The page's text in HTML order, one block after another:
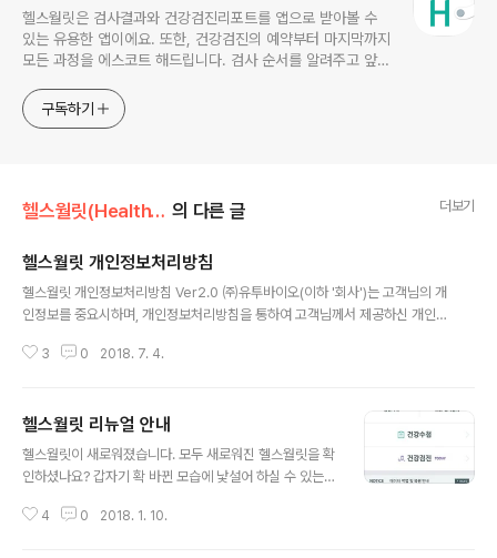
헬스월릿은 검사결과와 건강검진리포트를 앱으로 받아볼 수
있는 유용한 앱이에요. 또한, 건강검진의 예약부터 마지막까지
모든 과정을 에스코트 해드립니다. 검사 순서를 알려주고 앞으
는 것은 물론, 일부 검사는 그 자리에서 확인할 수 있는 편리한
앱입니다.
구독하기
헬스월릿(HealthWallet)/공지사항 의 다른 글 더보기
헬스월릿 개인정보처리방침
헬스월릿 개인정보처리방침 Ver2.0 ㈜유투바이오(이하 '회사')는 고객님의 개
인정보를 중요시하며, 개인정보처리방침을 통하여 고객님께서 제공하신 개인정
치가 취해지고 있는지 알려드립니다. 회사는 개인정보처리방침을 개정하는 경
년월일, 성별, 휴대전화번호, 암호화된 동일인 식별정보(CI), 중복가입 식별정보
(DI) 등에 의하여 해당 개인을 알아볼 수 있는 부호·문자·음성·음향·영상 및 생체
특성 등에 관한 정보(해당 정보만으로는 특정 개인을 알아볼 수 없는 경우에도
3 0 2018. 7. 4.
헬스월릿 리뉴얼 안내
헬스월릿이 새로워졌습니다. 모두 새로워진 헬스월릿을 확
인하셨나요? 갑자기 확 바뀐 모습에 낯설어 하실 수 있는
합니다. 1. home 기존에는 세부 메뉴들을 선택하기 위해
4 0 2018. 1. 10.